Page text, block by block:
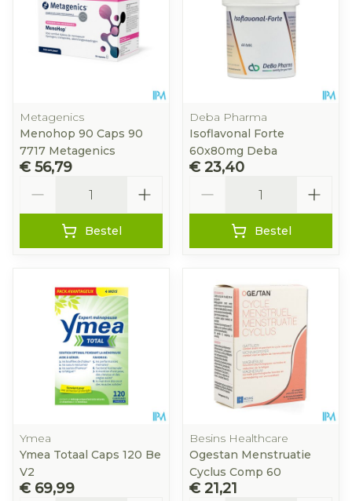
Metagenics
Menohop 90 Caps 90
7717 Metagenics
€ 56,79
Bestel
Deba Pharma
Isoflavonal Forte
60x80mg Deba
€ 23,40
Bestel
Ymea
Ymea Totaal Caps 120 Be
V2
€ 69,99
Besins Healthcare
Ogestan Menstruatie
Cyclus Comp 60
€ 21,21